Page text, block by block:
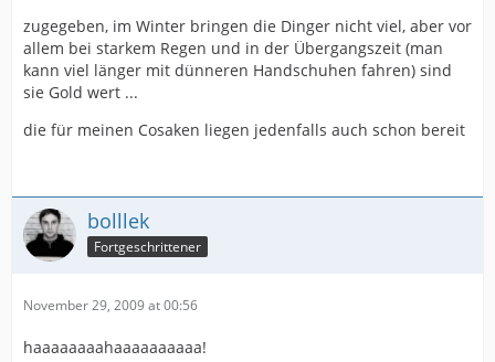
zugegeben, im Winter bringen die Dinger nicht viel, aber vor
allem bei starkem Regen und in der Übergangszeit (man
kann viel länger mit dünneren Handschuhen fahren) sind
sie Gold wert ...
die für meinen Cosaken liegen jedenfalls auch schon bereit
bolllek
Fortgeschrittener
November 29, 2009 at 00:56
haaaaaaaahaaaaaaaaaa!